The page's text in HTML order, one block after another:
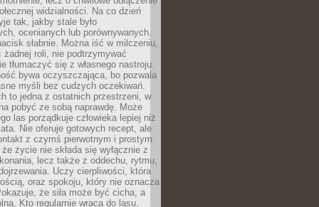
widzialności. Na co dzień
tak, jakby stale było
ocenianych lub porównywanych.
słabnie. Można iść w milczeniu,
żadnej roli, nie podtrzymywać
tłumaczyć się z własnego nastroju.
bywa oczyszczająca, bo pozwala
myśli bez cudzych oczekiwań.
to jedna z ostatnich przestrzeni, w
pobyć ze sobą naprawdę. Może
las porządkuje człowieka lepiej niż
Nie oferuje gotowych recept, ale
z czymś pierwotnym i prostym.
życie nie składa się wyłącznie z
lecz także z oddechu, rytmu,
Uczy cierpliwości, która
oraz spokoju, który nie oznacza
że siła może być cicha, a
Kto regularnie wraca do lasu,